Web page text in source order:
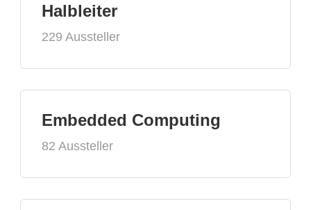
Halbleiter
229 Aussteller
Embedded Computing
82 Aussteller